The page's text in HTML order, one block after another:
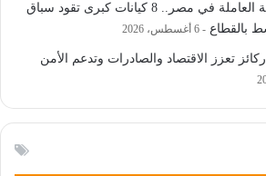
شركات التعدين العالمية العاملة في مصر.. 8 كيانات كبرى تقود سباق
6 أغسطس، 2026
صناعة الفوسفات.. 10 ركائز تعزز الاقتصاد والصادرات وتدعم الأمن